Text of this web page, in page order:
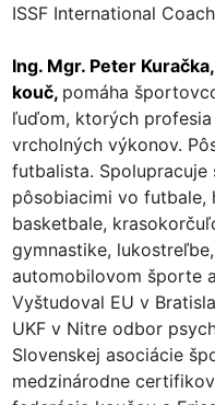
ISSF International
Ing. Mgr. Peter
kouč, pomáha
ľuďom, ktorých
vrcholných výkonov.
futbalista.
pôsobiacimi vo futbale,
basketbale,
gymnastike,
automobilovom športe
Vyštudoval EU v
UKF v Nitre odbor
Slovenskej asociácie
medzinárodne